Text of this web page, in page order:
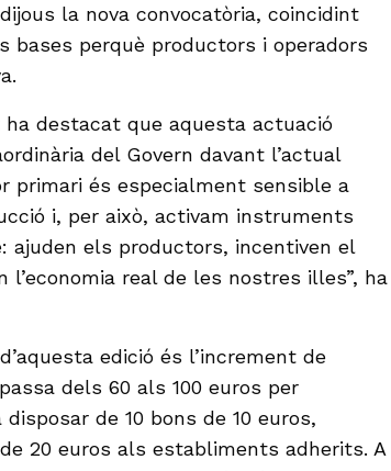
la nova convocatòria, coincidint
bases perquè productors i operadors
destacat que aquesta actuació
del Govern davant l’actual
primari és especialment sensible a
i, per això, activam instruments
ajuden els productors, incentiven el
real de les nostres illes”, ha
edició és l’increment de
dels 60 als 100 euros per
de 10 bons de 10 euros,
20 euros als establiments adherits. A